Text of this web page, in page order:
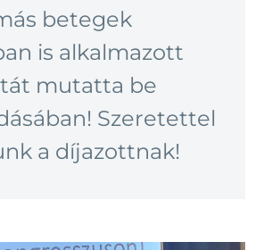
betegek
is alkalmazott
mutatta be
Szeretettel
a díjazottnak!